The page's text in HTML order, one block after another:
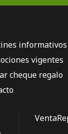
informativos
vigentes
cheque regalo
Venta